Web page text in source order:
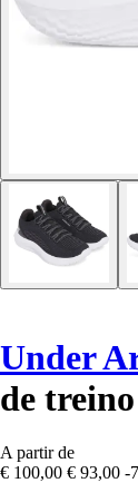
Under
de
A partir de
€ 100,00 € 93,00 -